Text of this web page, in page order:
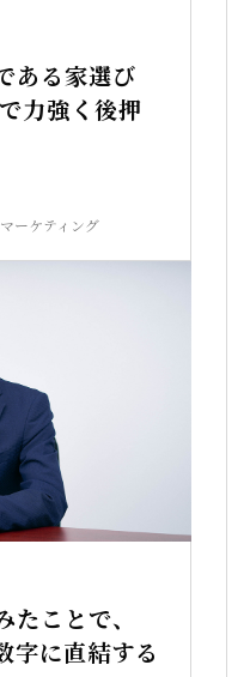
ある家選び
力強く後押
ーケティング
ことで、
字に直結する